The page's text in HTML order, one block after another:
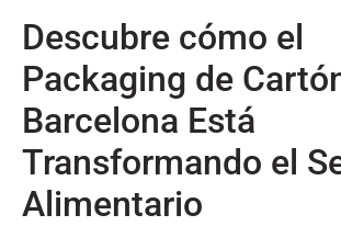
Descubre cómo el
Packaging de
Barcelona Está
Transformando el
Alimentario